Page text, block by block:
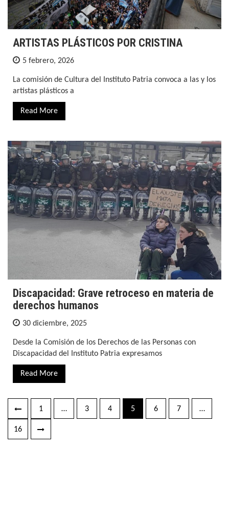
ARTISTAS PLÁSTICOS POR CRISTINA
5 febrero, 2026
La comisión de Cultura del Instituto Patria convoca a las y los
artistas plásticos a
Read More
Discapacidad: Grave retroceso en materia de
derechos humanos
30 diciembre, 2025
Desde la Comisión de los Derechos de las Personas con
Discapacidad del Instituto Patria expresamos
Read More
Navegación
de
1 … 3 4 5 6 7 …
16